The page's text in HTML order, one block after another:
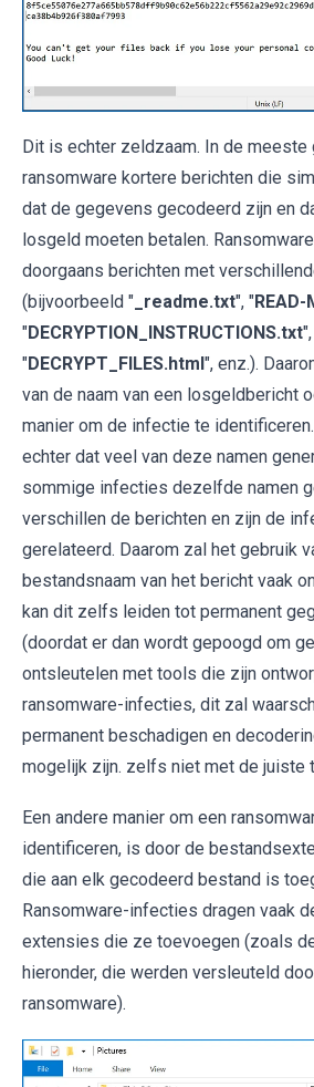
Dit is echter zeldzaam. In de meeste
ransomware kortere berichten die
dat de gegevens gecodeerd zijn en
losgeld moeten betalen.
doorgaans berichten met
(bijvoorbeeld " _readme.txt", "READ-
"DECRYPTION_INSTRUCTIONS.txt",
"DECRYPT_FILES.html", enz.).
van de naam van een losgeldbericht
manier om de infectie te
echter dat veel van deze namen
sommige infecties dezelfde namen
verschillen de berichten en zijn de
gerelateerd. Daarom zal het gebruik
bestandsnaam van het bericht vaak
kan dit zelfs leiden tot permanent
(doordat er dan wordt gepoogd om
ontsleutelen met tools die zijn
ransomware-infecties, dit zal
permanent beschadigen en
mogelijk zijn. zelfs niet met de juiste
Een andere manier om een
identificeren, is door de
die aan elk gecodeerd bestand is
Ransomware-infecties dragen vaak
extensies die ze toevoegen (zoals
hieronder, die werden versleuteld
ransomware).